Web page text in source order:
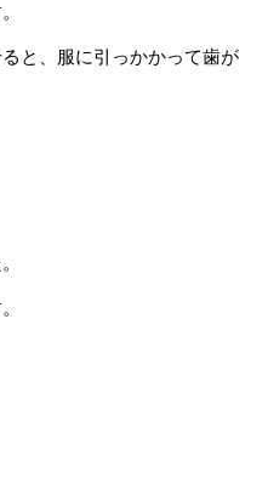
と、服に引っかかって歯が